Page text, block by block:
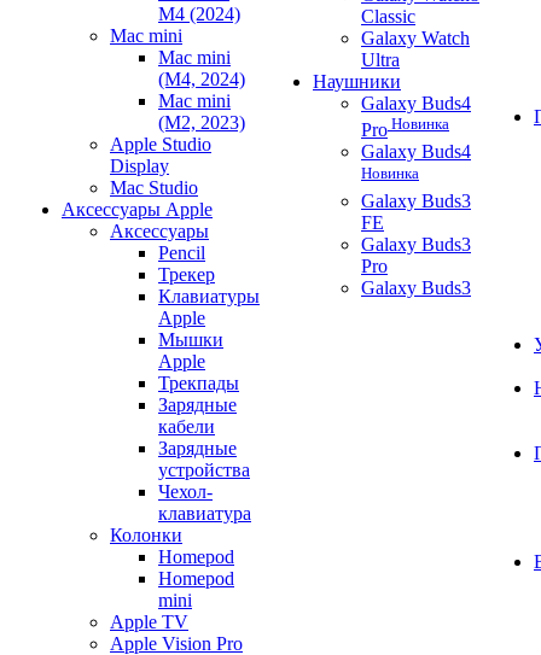
M4 (2024)
Mac mini
Mac mini
(M4, 2024)
Mac mini
(M2, 2023)
Apple Studio
Display
Mac Studio
Аксессуары Apple
Аксессуары
Pencil
Трекер
Клавиатуры
Apple
Мышки
Apple
Трекпады
Зарядные
кабели
Зарядные
устройства
Чехол-
клавиатура
Колонки
Homepod
Homepod
mini
Apple TV
Apple Vision Pro
Classic
Galaxy Watch
Ultra
Наушники
Galaxy Buds4
Pro Новинка
Galaxy Buds4
Новинка
Galaxy Buds3
FE
Galaxy Buds3
Pro
Galaxy Buds3